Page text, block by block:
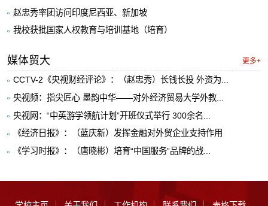
赵忠秀率团访问印度尼西亚、新加坡
我校获批国家人权教育与培训基地（培育）
媒体贸大 更多+
CCTV-2《央视财经评论》：（赵忠秀）长钱长投 外资为...
央视频：指尖匠心 墨韵中华——对外经济贸易大学外教...
央视网：“中英游学领航计划”开班仪式举行 300余名...
《经济日报》：（蓝庆新）发挥金融对外贸企业支持作用
《学习时报》：（唐晓彬）培育“中国服务”品牌的战...